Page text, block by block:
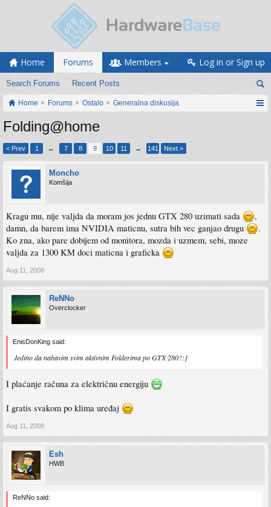
Home Forums
Search Forums Recent Posts
Members Log in or Sign up
Home Forums Ostalo Generalna diskusija
Folding@home
< Prev 1 ← 7 8 9 10 11 → 141 Next >
Moncho
Komšija
Kragu mu, nije valjda da moram jos jednu GTX 280 uzimati sada
,
damn, da barem ima NVIDIA maticnu, sutra bih vec ganjao drugu
.
Ko zna, ako pare dobijem od monitora, mozda i uzmem, sebi, moze
valjda za 1300 KM doci maticna i graficka
Aug 11, 2008
ReNNo
Overclocker
EnisDonKing said:
Jedino da nabavim svim aktivnim Folderima po GTX 280?:]
I plaćanje računa za električnu energiju
I gratis svakom po klima uređaj
Aug 11, 2008
Esh
HWB
ReNNo said: